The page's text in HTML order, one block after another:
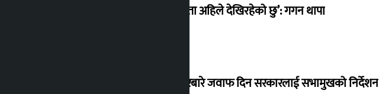
‘देशमा कहिल्यै नभएको शासकीय अराजकता अहिले देखिरहेको छु’: गगन थापा
सांसद यादवले उठाएको ढल्केबर ट्रमा सेन्टरबारे जवाफ दिन सरकारलाई सभामुखको निर्देशन